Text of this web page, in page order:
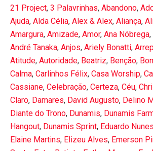
21 Project, 3 Palavrinhas, Abandono,
Ajuda, Alda Célia, Alex & Alex, Aliança,
Amargura, Amizade, Amor, Ana Nóbrega,
André Tanaka, Anjos, Ariely Bonatti,
Atitude, Autoridade, Beatriz, Benção,
Calma, Carlinhos Félix, Casa Worship,
Cassiane, Celebração, Certeza, Céu,
Claro, Damares, David Augusto, Delino
Diante do Trono, Dunamis, Dunamis
Hangout, Dunamis Sprint, Eduardo Nunes
Elaine Martins, Elizeu Alves, Emerson